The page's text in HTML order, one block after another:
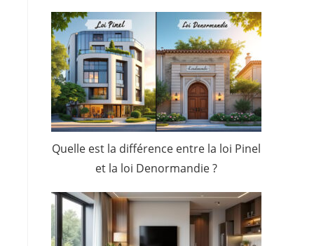
Quelle est la différence entre la loi Pinel
et la loi Denormandie ?